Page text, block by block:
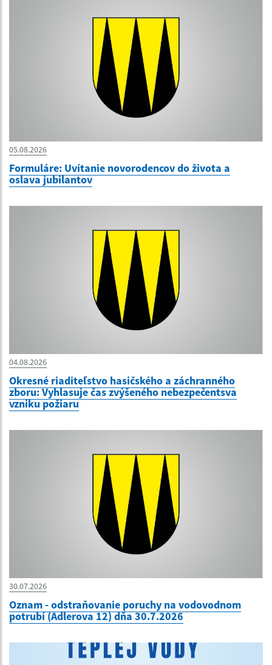
05.08.2026
Formuláre: Uvítanie novorodencov do života a
oslava jubilantov
04.08.2026
Okresné riaditeľstvo hasičského a záchranného
zboru: Vyhlasuje čas zvýšeného nebezpečentsva
vzniku požiaru
30.07.2026
Oznam - odstraňovanie poruchy na vodovodnom
potrubí (Adlerova 12) dňa 30.7.2026